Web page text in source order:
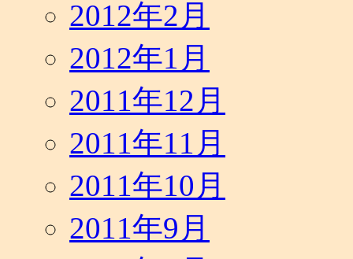
2012年2月
2012年1月
2011年12月
2011年11月
2011年10月
2011年9月